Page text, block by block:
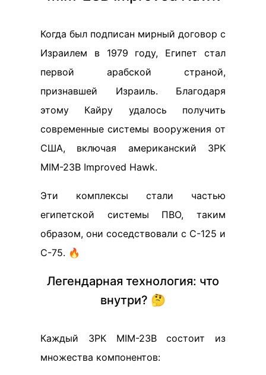
Когда был подписан мирный договор с
Израилем в 1979 году, Египет стал
первой арабской страной,
признавшей Израиль. Благодаря
этому Кайру удалось получить
современные системы вооружения от
США, включая американский ЗРК
MIM-23B Improved Hawk.
Эти комплексы стали частью
египетской системы ПВО, таким
образом, они соседствовали с С-125 и
С-75. 🔥
Легендарная технология: что
внутри? 🤔
Каждый ЗРК MIM-23B состоит из
множества компонентов: